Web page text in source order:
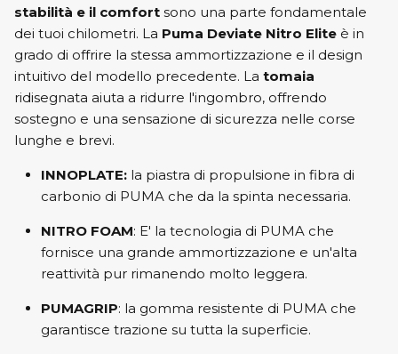
stabilità e il comfort sono una parte fondamentale
dei tuoi chilometri. La Puma Deviate Nitro Elite è in
grado di offrire la stessa ammortizzazione e il design
intuitivo del modello precedente. La tomaia
ridisegnata aiuta a ridurre l'ingombro, offrendo
sostegno e una sensazione di sicurezza nelle corse
lunghe e brevi.
INNOPLATE: la piastra di propulsione in fibra di
carbonio di PUMA che da la spinta necessaria.
NITRO FOAM: E' la tecnologia di PUMA che
fornisce una grande ammortizzazione e un'alta
reattività pur rimanendo molto leggera.
PUMAGRIP: la gomma resistente di PUMA che
garantisce trazione su tutta la superficie.